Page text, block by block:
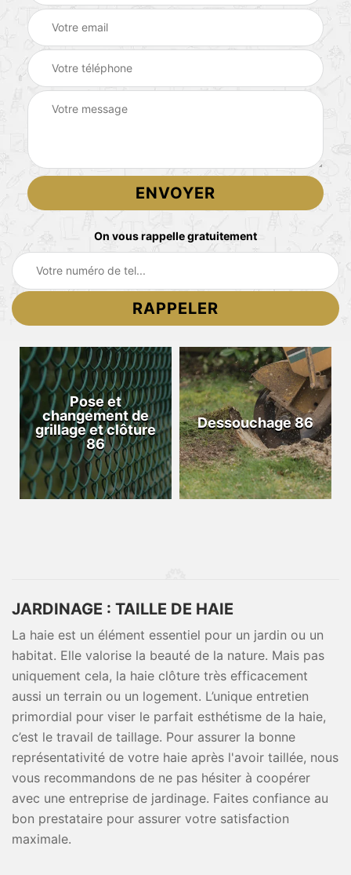
On vous rappelle gratuitement
Pose et
changement de
grillage et clôture
86
Dessouchage 86
JARDINAGE : TAILLE DE HAIE
La haie est un élément essentiel pour un jardin ou un
habitat. Elle valorise la beauté de la nature. Mais pas
uniquement cela, la haie clôture très efficacement
aussi un terrain ou un logement. L’unique entretien
primordial pour viser le parfait esthétisme de la haie,
c’est le travail de taillage. Pour assurer la bonne
représentativité de votre haie après l'avoir taillée, nous
vous recommandons de ne pas hésiter à coopérer
avec une entreprise de jardinage. Faites confiance au
bon prestataire pour assurer votre satisfaction
maximale.